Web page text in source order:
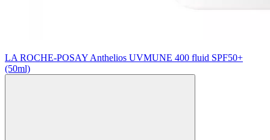
LA ROCHE-POSAY Anthelios UVMUNE 400 fluid SPF50+
(50ml)